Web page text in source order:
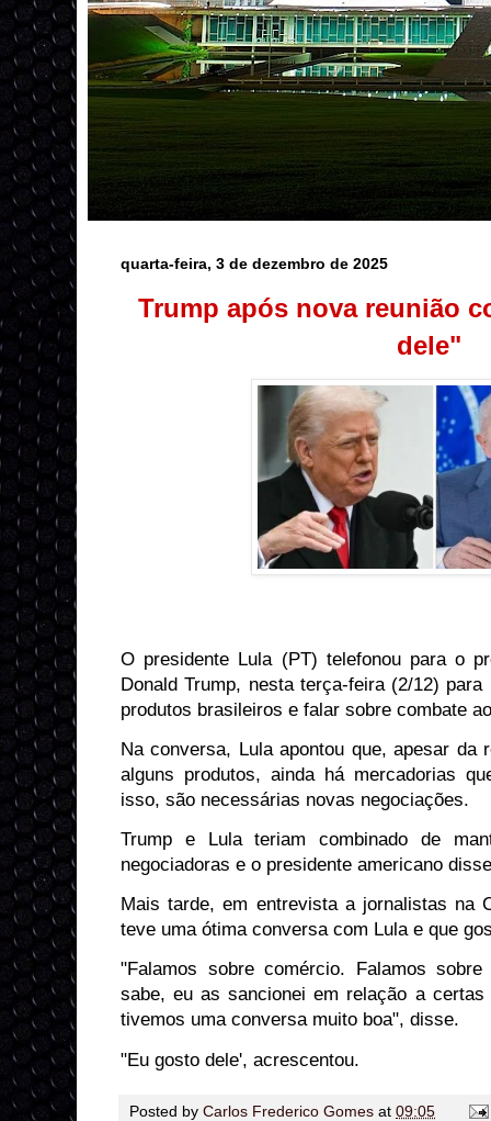
quarta-feira, 3 de dezembro de 2025
Trump após nova reunião
dele"
O presidente Lula (PT) telefonou para o
Donald Trump, nesta terça-feira (2/12)
produtos brasileiros e falar sobre combate
Na conversa, Lula apontou que, apesar da
alguns produtos, ainda há mercadorias
isso, são necessárias novas negociações.
Trump e Lula teriam combinado de
negociadoras e o presidente americano
Mais tarde, em entrevista a jornalistas na
teve uma ótima conversa com Lula e que
"Falamos sobre comércio. Falamos
sabe, eu as sancionei em relação a
tivemos uma conversa muito boa", disse.
"Eu gosto dele', acrescentou.
Posted by Carlos Frederico Gomes at 09:05